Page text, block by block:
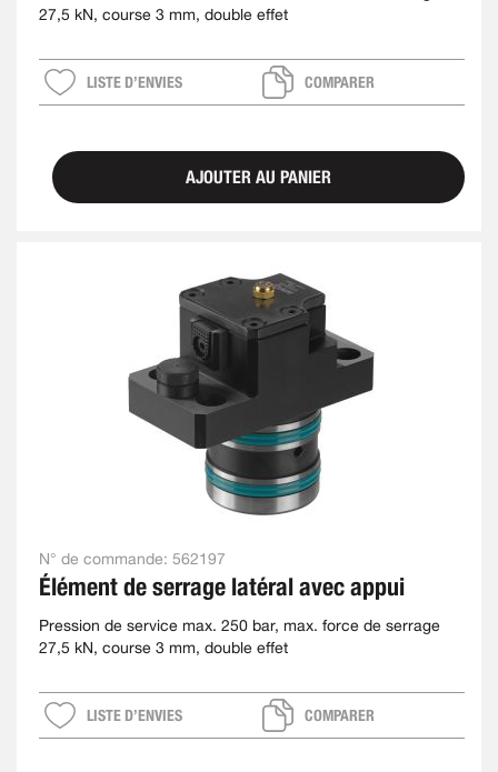
27,5 kN, course 3 mm, double effet
LISTE D’ENVIES COMPARER
AJOUTER AU PANIER
N° de commande: 562197
Élément de serrage latéral avec appui
Pression de service max. 250 bar, max. force de serrage
27,5 kN, course 3 mm, double effet
LISTE D’ENVIES COMPARER